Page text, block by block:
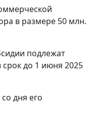
в размере 50 млн.
подлежат
до 1 июня 2025
дня его